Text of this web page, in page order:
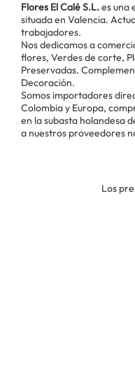
Flores El Calé S.L.es una
situada en Valencia.
trabajadores.
Nos dedicamos a
flores, Verdes de corte,
Preservadas.
Decoración.
Somos importadores
Colombia y Europa,
en la subasta holandesa
a nuestros proveedores
Los